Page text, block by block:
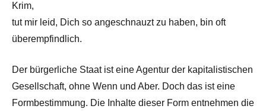
Krim,
tut mir leid, Dich so angeschnauzt zu haben, bin oft
überempfindlich.
Der bürgerliche Staat ist eine Agentur der kapitalistischen
Gesellschaft, ohne Wenn und Aber. Doch das ist eine
Formbestimmung. Die Inhalte dieser Form entnehmen die